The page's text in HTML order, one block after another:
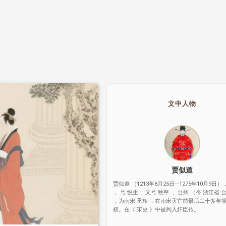
文中人物
贾似道
贾似道 （1213年8月25日—1275年10月9日）
， 号 悦生 、又号 秋壑 ， 台州 （今 浙江省
，为南宋 丞相 ，在南宋灭亡前最后二十多年
权。在《 宋史 》中被列入奸臣传。